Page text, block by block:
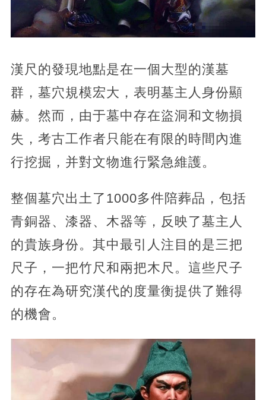
漢尺的發現地點是在一個大型的漢墓
群，墓穴規模宏大，表明墓主人身份顯
赫。然而，由于墓中存在盜洞和文物損
失，考古工作者只能在有限的時間內進
行挖掘，并對文物進行緊急維護。
整個墓穴出土了1000多件陪葬品，包括
青銅器、漆器、木器等，反映了墓主人
的貴族身份。其中最引人注目的是三把
尺子，一把竹尺和兩把木尺。這些尺子
的存在為研究漢代的度量衡提供了難得
的機會。